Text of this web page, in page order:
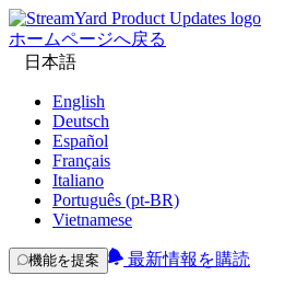
ホームページへ戻る
日本語
English
Deutsch
Español
Français
Italiano
Português (pt-BR)
Vietnamese
機能を提案 最新情報を購読